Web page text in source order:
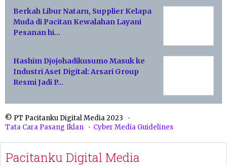
Berkah Libur Nataru, Supplier Kelapa
Muda di Pacitan Kewalahan Layani
Pesanan hi…
Hashim Djojohadikusumo Masuk ke
Industri Aset Digital: Arsari Group
Resmi Jadi P…
© PT Pacitanku Digital Media 2023
Tata Cara Pasang Iklan
Cyber Media Guidelines
Pacitanku Digital Media